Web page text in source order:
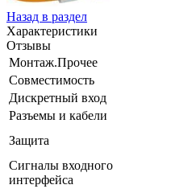
Назад в раздел
Характеристики
Отзывы
Монтаж.Прочее
Совместимость
Дискретный вход
Разъемы и кабели
Защита
Сигналы входного
интерфейса